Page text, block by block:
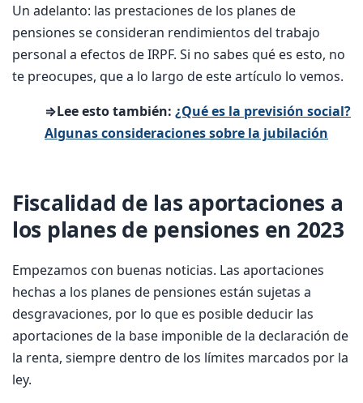
Un adelanto: las prestaciones de los planes de
pensiones se consideran rendimientos del trabajo
personal a efectos de IRPF. Si no sabes qué es esto, no
te preocupes, que a lo largo de este artículo lo vemos.
⇒Lee esto también: ¿Qué es la previsión social?
Algunas consideraciones sobre la jubilación
Fiscalidad de las aportaciones a
los planes de pensiones en 2023
Empezamos con buenas noticias. Las aportaciones
hechas a los planes de pensiones están sujetas a
desgravaciones, por lo que es posible deducir las
aportaciones de la base imponible de la declaración de
la renta, siempre dentro de los límites marcados por la
ley.